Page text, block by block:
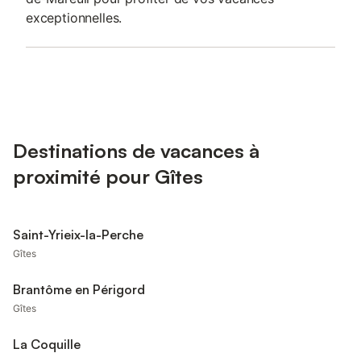
exceptionnelles.
Destinations de vacances à
proximité pour Gîtes
Saint-Yrieix-la-Perche
Gîtes
Brantôme en Périgord
Gîtes
La Coquille